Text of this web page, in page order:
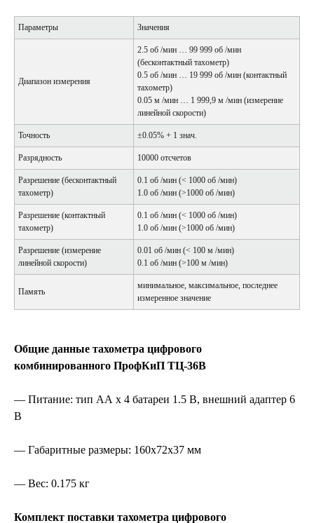
Параметры Значения
Диапазон измерения
2.5 об /мин … 99 999 об /мин
(бесконтактный тахометр)
0.5 об /мин … 19 999 об /мин (контактный
тахометр)
0.05 м /мин … 1 999,9 м /мин (измерение
линейной скорости)
Точность ±0.05% + 1 знач.
Разрядность 10000 отсчетов
Разрешение (бесконтактный
тахометр)
0.1 об /мин (< 1000 об /мин)
1.0 об /мин (>1000 об /мин)
Разрешение (контактный
тахометр)
0.1 об /мин (< 1000 об /мин)
1.0 об /мин (>1000 об /мин)
Разрешение (измерение
линейной скорости)
0.01 об /мин (< 100 м /мин)
0.1 об /мин (>100 м /мин)
Память
минимальное, максимальное, последнее
измеренное значение
Общие данные тахометра цифрового
комбинированного ПрофКиП ТЦ-36В
— Питание: тип АА х 4 батареи 1.5 В, внешний адаптер 6
В
— Габаритные размеры: 160х72х37 мм
— Вес: 0.175 кг
Комплект поставки тахометра цифрового